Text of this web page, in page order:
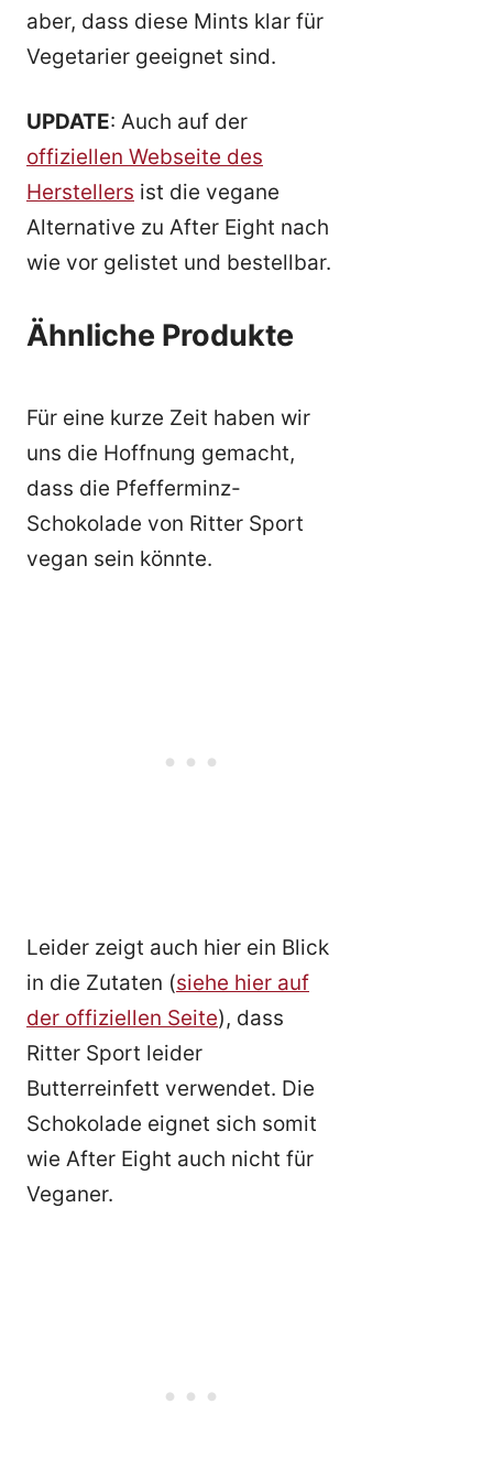
aber, dass diese Mints klar für
Vegetarier geeignet sind.
UPDATE: Auch auf der
offiziellen Webseite des
Herstellers ist die vegane
Alternative zu After Eight nach
wie vor gelistet und bestellbar.
Ähnliche Produkte
Für eine kurze Zeit haben wir
uns die Hoffnung gemacht,
dass die Pfefferminz-
Schokolade von Ritter Sport
vegan sein könnte.
Leider zeigt auch hier ein Blick
in die Zutaten (siehe hier auf
der offiziellen Seite), dass
Ritter Sport leider
Butterreinfett verwendet. Die
Schokolade eignet sich somit
wie After Eight auch nicht für
Veganer.